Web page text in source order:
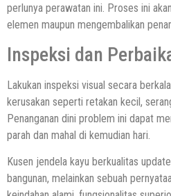
perlunya perawatan ini. Proses ini
elemen maupun mengembalikan
Inspeksi dan
Lakukan inspeksi visual secara
kerusakan seperti retakan kecil,
Penanganan dini problem ini dapat
parah dan mahal di kemudian hari.
Kusen jendela kayu berkualitas
bangunan, melainkan sebuah